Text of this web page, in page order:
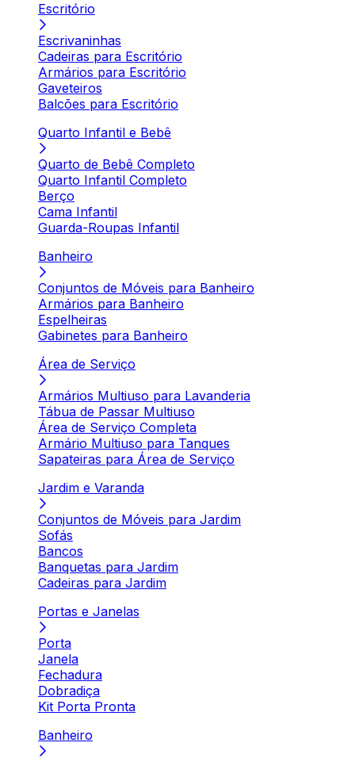
Escritório
Escrivaninhas
Cadeiras para Escritório
Armários para Escritório
Gaveteiros
Balcões para Escritório
Quarto Infantil e Bebê
Quarto de Bebê Completo
Quarto Infantil Completo
Berço
Cama Infantil
Guarda-Roupas Infantil
Banheiro
Conjuntos de Móveis para Banheiro
Armários para Banheiro
Espelheiras
Gabinetes para Banheiro
Área de Serviço
Armários Multiuso para Lavanderia
Tábua de Passar Multiuso
Área de Serviço Completa
Armário Multiuso para Tanques
Sapateiras para Área de Serviço
Jardim e Varanda
Conjuntos de Móveis para Jardim
Sofás
Bancos
Banquetas para Jardim
Cadeiras para Jardim
Portas e Janelas
Porta
Janela
Fechadura
Dobradiça
Kit Porta Pronta
Banheiro